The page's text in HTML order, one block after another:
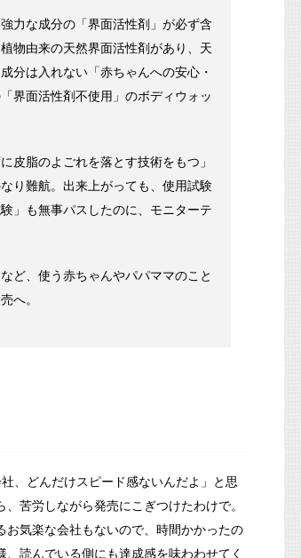
力な成分の「界面活性剤」が必ず含
物由来の天然界面活性剤があり、天
分は入れない「赤ちゃんへの安心・
界面活性剤不使用」のボディウォッ
皮脂のよごれを落とす技術をもつ」
り難航。出来上がっても、使用試験
」も無事パスしたのに、モニターテ
ど、使う赤ちゃんやパパママのこと
へ。
、どんだけスピード感ないんだよ」と思
苦労しながら発売にこぎつけたわけで。
お気楽な会社もないので、時間かかったの
読んでいる側にも達成感を味わわせてく